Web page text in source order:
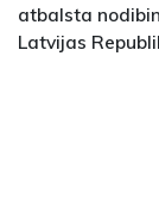
atbalsta
Latvijas